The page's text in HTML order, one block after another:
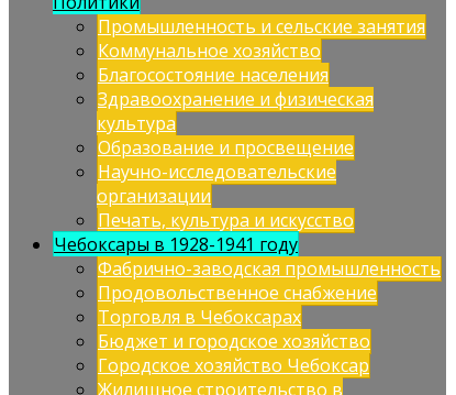
Промышленность и сельские занятия
Коммунальное хозяйство
Благосостояние населения
Здравоохранение и физическая
культура
Образование и просвещение
Научно-исследовательские
организации
Печать, культура и искусство
Чебоксары в 1928-1941 году
Фабрично-заводская промышленность
Продовольственное снабжение
Торговля в Чебоксарах
Бюджет и городское хозяйство
Городское хозяйство Чебоксар
Жилищное строительство в